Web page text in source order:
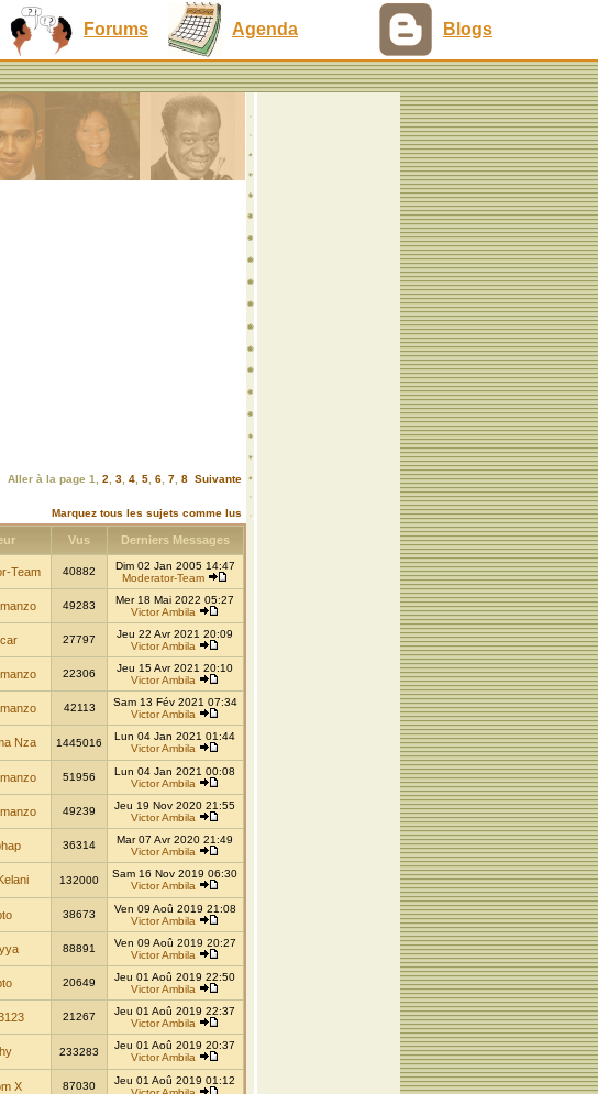
Forums Agenda Blogs
Aller à la page 1 2 3 4 5 6 7 8 Suivante
Marquez tous les sujets comme lus
Vus Derniers Messages
Team 40882
Dim 02 Jan 2005 14:47
Moderator-Team
49283
Mer 18 Mai 2022 05:27
Victor Ambila
27797
Jeu 22 Avr 2021 20:09
Victor Ambila
22306
Jeu 15 Avr 2021 20:10
Victor Ambila
42113
Sam 13 Fév 2021 07:34
Victor Ambila
Nza 1445016
Lun 04 Jan 2021 01:44
Victor Ambila
51956
Lun 04 Jan 2021 00:08
Victor Ambila
49239
Jeu 19 Nov 2020 21:55
Victor Ambila
36314
Mar 07 Avr 2020 21:49
Victor Ambila
132000
Sam 16 Nov 2019 06:30
Victor Ambila
38673
Ven 09 Aoû 2019 21:08
Victor Ambila
88891
Ven 09 Aoû 2019 20:27
Victor Ambila
20649
Jeu 01 Aoû 2019 22:50
Victor Ambila
21267
Jeu 01 Aoû 2019 22:37
Victor Ambila
233283
Jeu 01 Aoû 2019 20:37
Victor Ambila
X 87030
Jeu 01 Aoû 2019 01:12